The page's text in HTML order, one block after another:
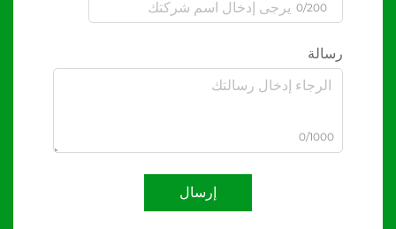
0/200
رسالة
0/1000
إرسال